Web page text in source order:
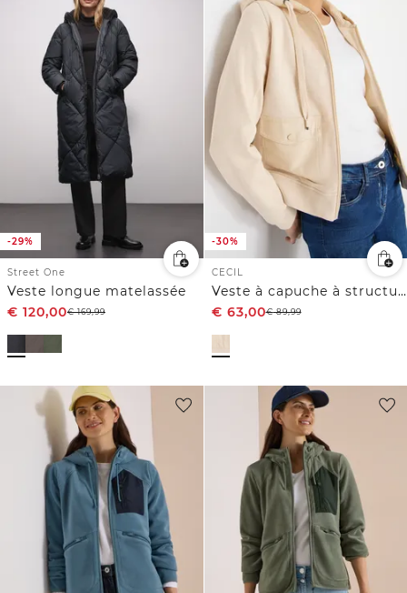
-29%
Street One
Veste longue matelassée
€ 120,00€169,99
-30%
CECIL
Veste à capuche à structure mixte
€ 63,00€89,99